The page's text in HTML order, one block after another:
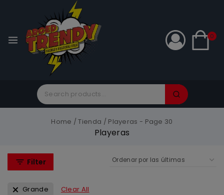
0
Home / Tienda / Playeras - Page 30
Playeras
Filter
Grande Clear All